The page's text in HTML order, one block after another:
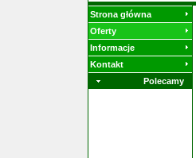
Strona główna
Oferty
Informacje
Kontakt
Polecamy